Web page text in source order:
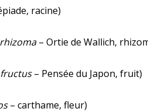
racine)
– Ortie de Wallich,
– Pensée du Japon, fruit)
– carthame, fleur)